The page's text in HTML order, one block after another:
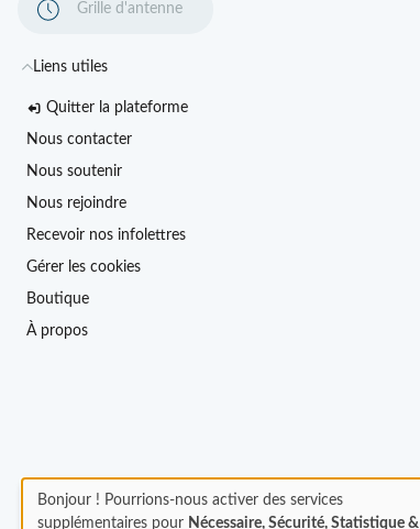
Grille d'antenne
Liens utiles
Quitter la plateforme
Nous contacter
Nous soutenir
Nous rejoindre
Recevoir nos infolettres
Gérer les cookies
Boutique
À propos
Bonjour ! Pourrions-nous activer des services
supplémentaires pour Nécessaire, Sécurité, Statistique &